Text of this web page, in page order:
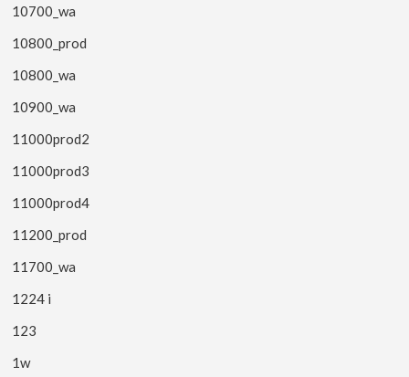
10700_wa
10800_prod
10800_wa
10900_wa
11000prod2
11000prod3
11000prod4
11200_prod
11700_wa
1224 i
123
1w